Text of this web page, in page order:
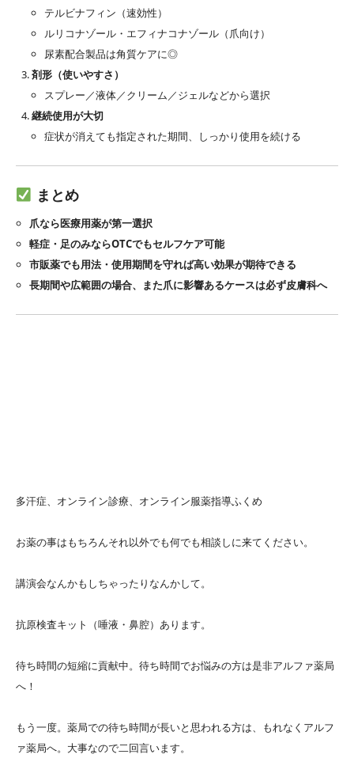
テルビナフィン（速効性）
ルリコナゾール・エフィナコナゾール（爪向け）
尿素配合製品は角質ケアに◎
剤形（使いやすさ）
スプレー／液体／クリーム／ジェルなどから選択
継続使用が大切
症状が消えても指定された期間、しっかり使用を続ける
まとめ
爪なら医療用薬が第一選択
軽症・足のみならOTCでもセルフケア可能
市販薬でも用法・使用期間を守れば高い効果が期待できる
長期間や広範囲の場合、また爪に影響あるケースは必ず皮膚科へ
多汗症、オンライン診療、オンライン服薬指導ふくめ
お薬の事はもちろんそれ以外でも何でも相談しに来てください。
講演会なんかもしちゃったりなんかして。
抗原検査キット（唾液・鼻腔）あります。
待ち時間の短縮に貢献中。待ち時間でお悩みの方は是非アルファ薬局
へ！
もう一度。薬局での待ち時間が長いと思われる方は、もれなくアルフ
ァ薬局へ。大事なので二回言います。